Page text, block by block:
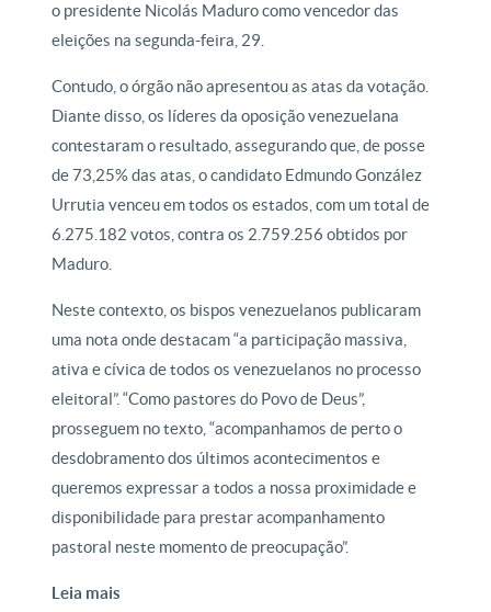
o presidente Nicolás Maduro como vencedor das
eleições na segunda-feira, 29.
Contudo, o órgão não apresentou as atas da votação.
Diante disso, os líderes da oposição venezuelana
contestaram o resultado, assegurando que, de posse
de 73,25% das atas, o candidato Edmundo González
Urrutia venceu em todos os estados, com um total de
6.275.182 votos, contra os 2.759.256 obtidos por
Maduro.
Neste contexto, os bispos venezuelanos publicaram
uma nota onde destacam “a participação massiva,
ativa e cívica de todos os venezuelanos no processo
eleitoral”. “Como pastores do Povo de Deus”,
prosseguem no texto, “acompanhamos de perto o
desdobramento dos últimos acontecimentos e
queremos expressar a todos a nossa proximidade e
disponibilidade para prestar acompanhamento
pastoral neste momento de preocupação”.
Leia mais